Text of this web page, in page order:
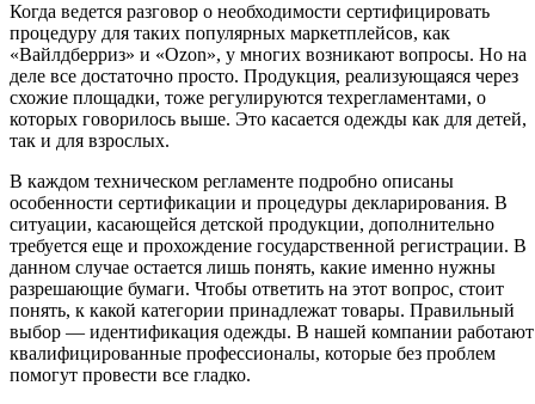
Когда ведется разговор о необходимости сертифицировать
процедуру для таких популярных маркетплейсов, как
«Вайлдберриз» и «Ozon», у многих возникают вопросы. Но на
деле все достаточно просто. Продукция, реализующаяся через
схожие площадки, тоже регулируются техрегламентами, о
которых говорилось выше. Это касается одежды как для детей,
так и для взрослых.
В каждом техническом регламенте подробно описаны
особенности сертификации и процедуры декларирования. В
ситуации, касающейся детской продукции, дополнительно
требуется еще и прохождение государственной регистрации. В
данном случае остается лишь понять, какие именно нужны
разрешающие бумаги. Чтобы ответить на этот вопрос, стоит
понять, к какой категории принадлежат товары. Правильный
выбор — идентификация одежды. В нашей компании работают
квалифицированные профессионалы, которые без проблем
помогут провести все гладко.